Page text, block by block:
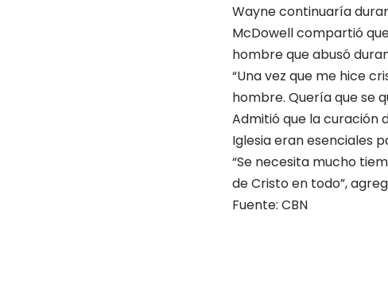
Wayne continuaría
McDowell compartió
hombre que abusó
“Una vez que me hice
hombre. Quería que se
Admitió que la curación
Iglesia eran esenciales
“Se necesita mucho
de Cristo en todo”,
Fuente: CBN